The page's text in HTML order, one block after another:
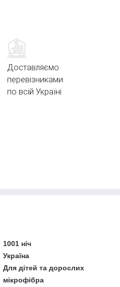
Доставляємо
перевізниками
по всій Україні
1001 ніч
Україна
Для дітей та дорослих
мікрофібра